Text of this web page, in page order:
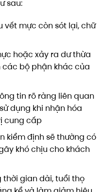
sau:
vết mực còn sót lại, chữ
hoặc xảy ra dư thừa
các bộ phận khác của
tin rõ ràng liên quan
dụng khi nhận hóa
cung cấp
kiểm định sẽ thường có
khó chịu cho khách
thời gian dài, tuổi thọ